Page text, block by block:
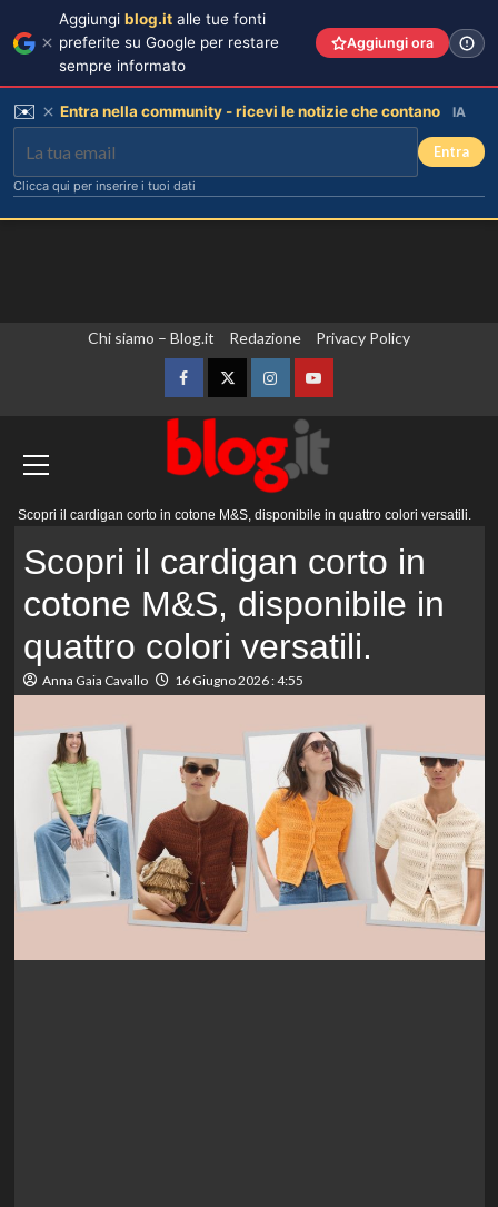
Chi siamo – Blog.it Redazione Privacy Policy
FacebookTwitterInstagramYouTube
Scopri il cardigan corto in cotone M&S, disponibile in quattro colori versatili.
Scopri il cardigan corto in
cotone M&S, disponibile in
quattro colori versatili.
Anna Gaia Cavallo 16 Giugno 2026 : 4:55
Aggiungi blog.it alle tue fonti
preferite su Google per restare
sempre informato
Aggiungi ora
✉️ Entra nella community - ricevi le notizie che contano IA
Entra
Clicca qui per inserire i tuoi dati